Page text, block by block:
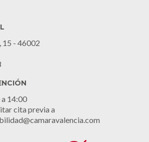
15 - 46002
14:00
cita previa a